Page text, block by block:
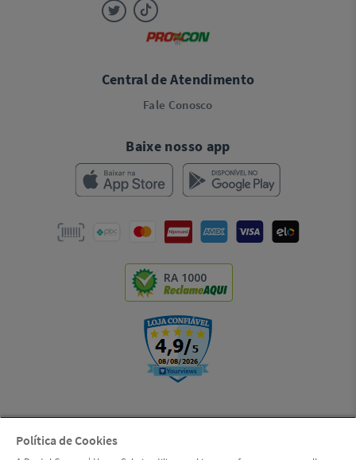
Central de Atendimento
Fale Conosco
Baixe nosso app
RA 1000
Política de Cookies